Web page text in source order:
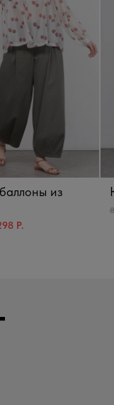
из
Р.